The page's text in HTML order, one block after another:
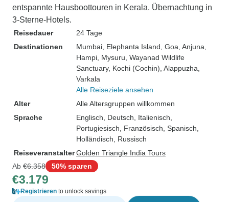
entspannte Hausboottouren in Kerala. Übernachtung in
3-Sterne-Hotels.
Reisedauer
24 Tage
Destinationen
Mumbai , Elephanta Island , Goa , Anjuna
Hampi , Mysuru , Wayanad Wildlife
Sanctuary, Kochi (Cochin) , Alappuzha
Varkala
Alle Reiseziele ansehen
Alter
Alle Altersgruppen willkommen
Sprache
Englisch, Deutsch, Italienisch,
Portugiesisch, Französisch, Spanisch,
Holländisch, Russisch
ReiseveranstalterGolden Triangle India Tours
Ab €6.358 50% sparen
€3.179
Registrieren to unlock savings